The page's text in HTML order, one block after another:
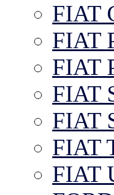
FIAT
FIAT
FIAT
FIAT
FIAT
FIAT
FIAT